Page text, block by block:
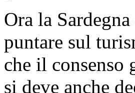
Ora la
puntare sul
che il consenso
si deve anche